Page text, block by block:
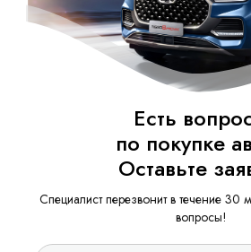
Есть
по покупке
Оставьте
Специалист перезвонит в течение 30
вопросы!